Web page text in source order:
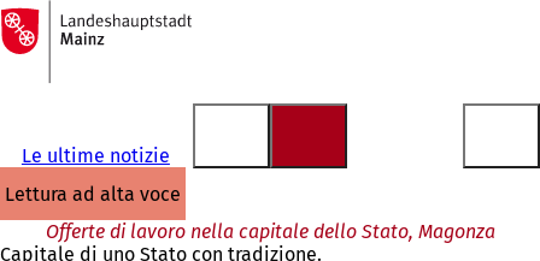
Vai al contenuto
Alla
pagina
iniziale
Le ultime notizie
lettura ad alta voce
Offerte di lavoro nella capitale dello Stato, Magonza
Capitale di uno Stato con tradizione.